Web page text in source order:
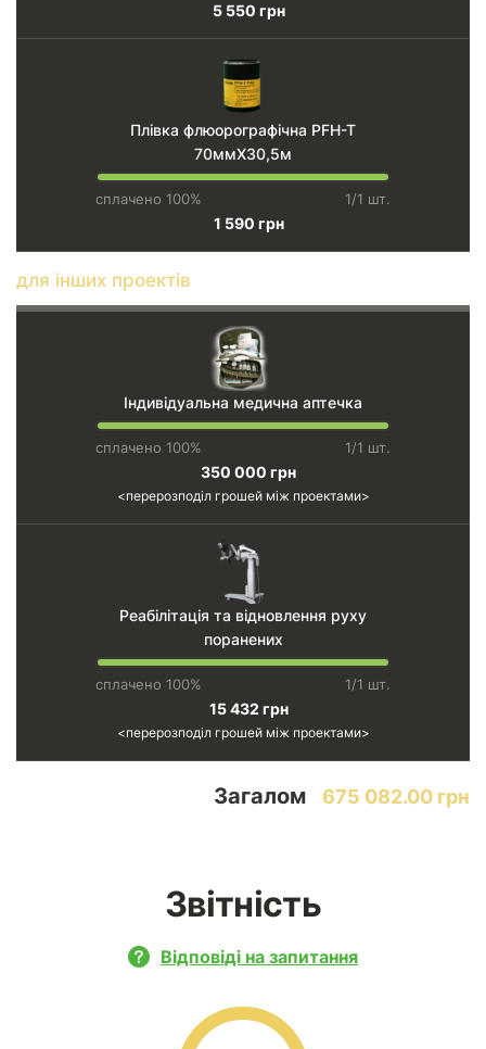
5 550 грн
Плівка флюорографічна PFH-T
70ммХ30,5м
сплачено 100% 1/1 шт.
1 590 грн
для інших проектів
Індивідуальна медична аптечка
сплачено 100% 1/1 шт.
350 000 грн
перерозподіл грошей між проектами
Реабілітація та відновлення руху
поранених
сплачено 100% 1/1 шт.
15 432 грн
перерозподіл грошей між проектами
Загалом 675 082.00 грн
Звітність
Відповіді на запитання